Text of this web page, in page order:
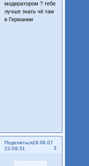
модератором ? тебе
лучше знать чё там
в Германии
Поделиться
3
19.06.07
22:09:31